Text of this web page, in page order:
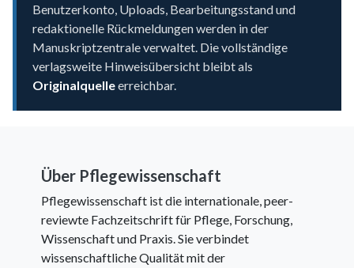
Benutzerkonto, Uploads, Bearbeitungsstand und
redaktionelle Rückmeldungen werden in der
Manuskriptzentrale verwaltet. Die vollständige
verlagsweite Hinweisübersicht bleibt als
Originalquelleerreichbar.
Über Pflegewissenschaft
Pflegewissenschaft ist die internationale, peer-
reviewte Fachzeitschrift für Pflege, Forschung,
Wissenschaft und Praxis. Sie verbindet
wissenschaftliche Qualität mit der